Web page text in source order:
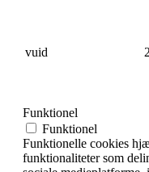
vuid
Funktionel
Funktionel
Funktionelle cookies
funktionaliteter som